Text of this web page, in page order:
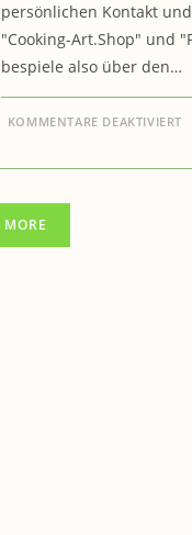
persönlichen Kontakt
"Cooking-Art.Shop" und
bespiele also über den…
KOMMENTARE DEAKTIVIERT